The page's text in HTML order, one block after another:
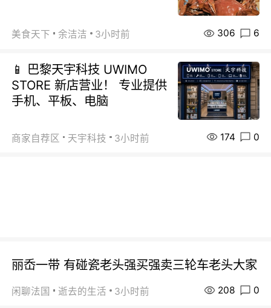
美食天下 余洁洁 3小时前 306 6
📱 巴黎天宇科技 UWIMO
STORE 新店营业！ 专业提供
手机、平板、电脑
商家自荐区 天宇科技 3小时前 174 0
丽岙一带 有碰瓷老头强买强卖三轮车老头大家
闲聊法国 逝去的生活 3小时前 208 0